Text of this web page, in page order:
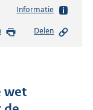
Informatie
Delen
wet